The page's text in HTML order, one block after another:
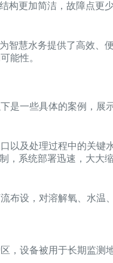
更加简洁，故障点
智慧水务提供了高效
能性。
一些具体的案例，展
以及处理过程中的关
，系统部署迅速，大大缩
布设，对溶解氧、水
，设备被用于长期监